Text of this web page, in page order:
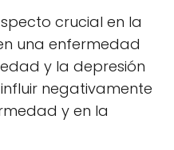
crucial en la
una enfermedad
y la depresión
negativamente
y en la